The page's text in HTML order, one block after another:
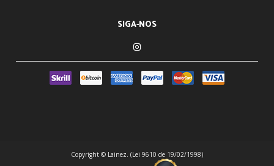
SIGA-NOS
Copyright © Lainez. (Lei 9610 de 19/02/1998)